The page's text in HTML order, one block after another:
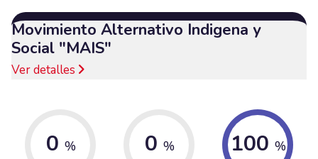
Movimiento Alternativo Indigena y
Social "MAIS"
Ver detalles
0 % 0 % 100 %